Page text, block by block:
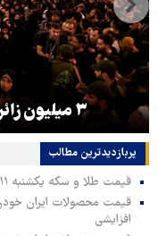
۳ میلیون زائر اربعین به کشور بازگشتند
پربازدیدترین‌ مطالب
قیمت طلا و سکه یکشنبه ۱۱ مرداد ۱۴۰۵/ ریزش سنگین سکه امامی
افزایشی